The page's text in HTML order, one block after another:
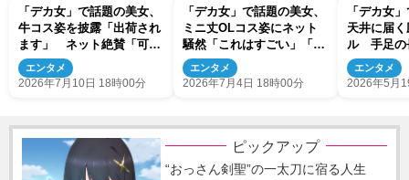
「デカ女」で話題の美女、
牛コス姿を披露「出荷され
ます」 ネット絶賛「可愛
すぎ」 ミニ丈×ミニスカ
で魅了
エンタメ
2026年7月10日 18時00分
「デカ女」で話題の美女、
ミニ丈OLコス姿にネット
騒然「これはすごい」「め
っちゃ魅力的」
エンタメ
2026年7月4日 18時00分
「デカ女
天井に届
ル 手足の
然エンタメ
2026年5月
ピックアップ
“おっさん剣聖”の一太刀に宿る人生